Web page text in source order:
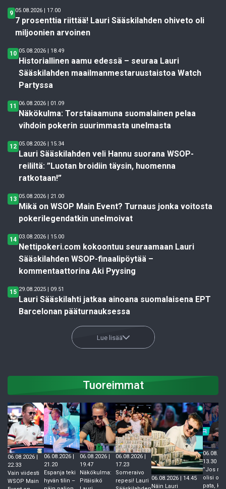
9 05.08.2026 | 17.00
7 prosenttia riittää! Lauri Sääskilahden ohiveto oli
miljoonien arvoinen
10 05.08.2026 | 18.49
Historiallinen aamu edessä – seuraa Lauri
Sääskilahden maailmanmestaruustaistoa Watch
Partyssa
11 06.08.2026 | 01.09
Näkökulma: Torstaiaamuna suomalainen pelaa
vihdoin pokerin suurimmasta unelmasta
12 05.08.2026 | 15.34
Lauri Sääskilahden veli Hannu suorana WSOP-
reililtä: ”Luotan broidiin täysin, huomenna
ratkotaan!”
13 05.08.2026 | 21.00
Mikä on WSOP Main Event? Turnaus jonka voitosta
pokerilegendatkin unelmoivat
14 03.08.2026 | 15.00
Nettipokeri.com kokoontuu seuraamaan Lauri
Sääskilahden WSOP-finaalipöytää –
kommentaattorina Aki Pyysing
15 29.08.2025 | 09.51
Lauri Sääskilahti jatkaa ainoana suomalaisena EPT
Barcelonan pääturnauksessa
Lue lisää
Tuoreimmat
06.08.2026 |
22.33
Vain viidesti
WSOP Main
06.08.2026 |
21.20
Espanja teki
hyvän tilin –
06.08.2026 |
19.47
Näkökulma:
Pitäisikö
06.08.2026 |
17.23
Someraivo
repesi! Lauri 06.08.2026 | 14.45
Näin Lauri
13.30
”Jos
olisi
pata,